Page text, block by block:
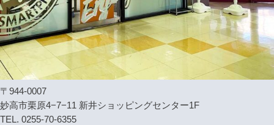
〒944-0007
妙高市栗原4−7−11 新井ショッピングセンター1F
TEL. 0255-70-6355